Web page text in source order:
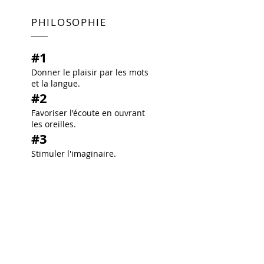
PHILOSOPHIE
#1
Donner le plaisir par les mots
et la langue.
#2
Favoriser l'écoute en ouvrant
les oreilles.
#3
Stimuler l'imaginaire.